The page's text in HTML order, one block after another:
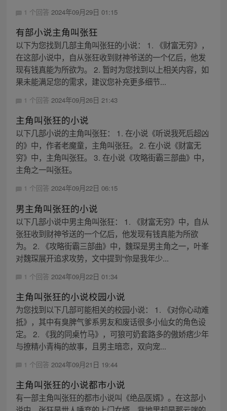
1 个回答 2024年09月29日 01:15
有部小说主角叫张狂
以下为您找到几部主角叫张狂的小说： 1. 《财富无穷》，
在这部小说中，自从张狂收到财神爷送的一个亿后，他发
现有钱真能为所欲为。 2. 暂时为您找到以上相关内容，如
果未能满足您的需求，建议您补充更多细节...
1 个回答 2024年09月26日 21:43
主角叫张狂的小说
以下几部小说的主角叫张狂： 1. 在小说《听说我死后超凶
的》中，作者老魔童，主角叫张狂。 2. 在小说《财富无
穷》中，主角叫张狂。 3. 在小说《攻略街霸三部曲》中，
主角之一叫张狂。
1 个回答 2024年09月22日 06:15
男主角叫张狂的小说
以下几部小说中男主角叫张狂： 1. 《财富无穷》中，自从
张狂收到财神爷送的一个亿后，他发现有钱真能为所欲
为。 2. 《攻略街霸三部曲》中，魏琛是男主角之一，叶峯
对魏琛展开追求攻势，文中提到“你是我年少...
1 个回答 2024年09月22日 01:34
主角叫张狂的小说校园小说
为您找到以下几部可能相关的校园小说： 1. 《对你心动难
抵》，其中有臭脾气爹系男友和废话很多小仙女的角色设
定。 2. 《我的同桌竹马》，可狼可奶套路多的傲娇痞少年
与撩精小青梅的故事，且男主暗恋，双向宠...
1 个回答 2024年09月21日 19:44
主角叫张狂的小说都市小说
有一部主角叫张狂的都市小说叫《绝品医婿》。在这部小